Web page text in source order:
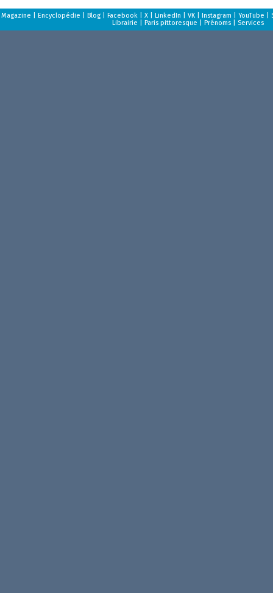
Magazine Encyclopédie Blog| Facebook| X| LinkedIn VK| Instagram YouTube
Librairie
Paris pittoresque Prénoms| Services